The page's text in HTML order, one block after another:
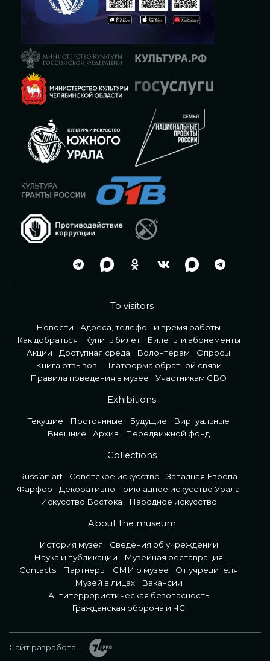
To visitors
Новости
Адреса, телефон и время работы
Как добраться
Купить билет
Билеты и абонементы
Акции
Доступная среда Волонтерам
Опросы
Книга отзывов
Платформа обратной связи
Правила поведения в музее
Участникам СВО
Exhibitions
Текущие Постоянные Будущие
Виртуальные
Внешние
Архив Передвижной фонд
Collections
Russian art Советское искусство
Западная Европа
Фарфор
Декоративно-прикладное искусство Урала
Искусство Востока
Народное искусство
About the museum
История музея
Сведения об учреждении
Наука и публикации
Музейная реставрация
Contacts
Партнеры СМИ о музее
От учредителя
Музей в лицах
Вакансии
Антитеррористическая безопасность
Гражданская оборона и ЧС
Сайт разработан